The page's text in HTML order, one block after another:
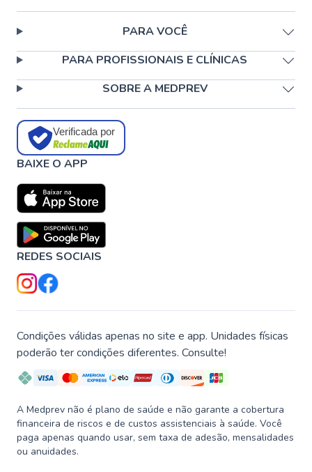
PARA VOCÊ
PARA PROFISSIONAIS E CLÍNICAS
SOBRE A MEDPREV
Verificada por
BAIXE O APP
REDES SOCIAIS
Condições válidas apenas no site e app. Unidades físicas
poderão ter condições diferentes. Consulte!
A Medprev não é plano de saúde e não garante a cobertura
financeira de riscos e de custos assistenciais à saúde. Você
paga apenas quando usar, sem taxa de adesão, mensalidades
ou anuidades.